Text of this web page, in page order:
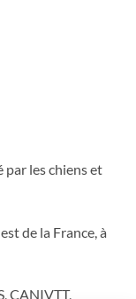
par les chiens et
de la France, à
CANIVTT,